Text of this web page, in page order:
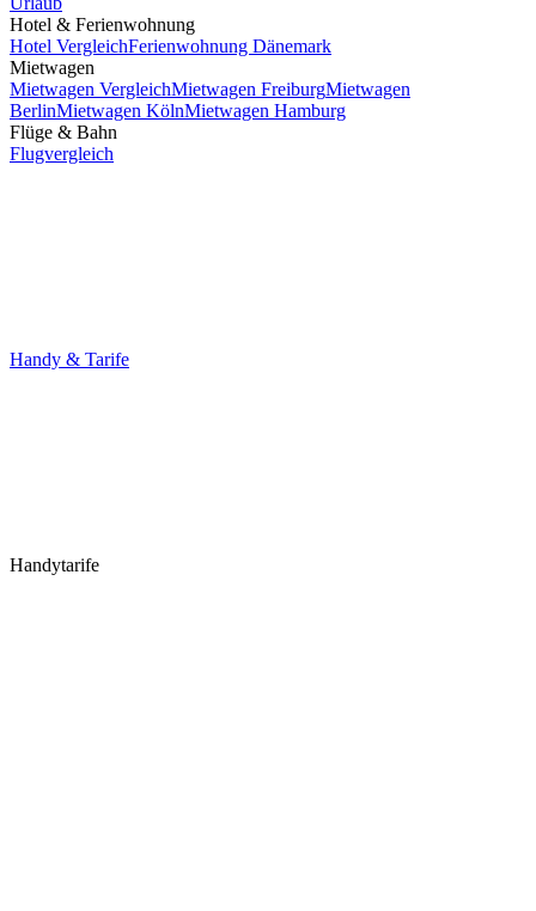
Hotel & Ferienwohnung
Hotel VergleichFerienwohnung Dänemark
Mietwagen
Mietwagen VergleichMietwagen FreiburgMietwagen
BerlinMietwagen KölnMietwagen Hamburg
Flüge & Bahn
Flugvergleich
Handy & Tarife
Handytarife